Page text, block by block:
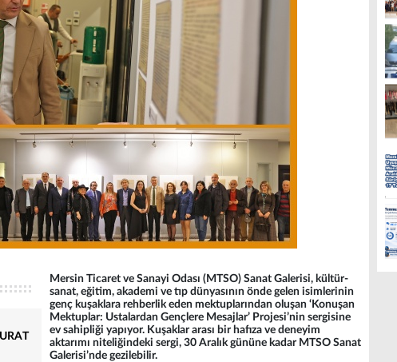
Mersin Ticaret ve Sanayi Odası (MTSO) Sanat Galerisi, kültür-
sanat, eğitim, akademi ve tıp dünyasının önde gelen isimlerinin
genç kuşaklara rehberlik eden mektuplarından oluşan ‘Konuşan
Mektuplar: Ustalardan Gençlere Mesajlar’ Projesi’nin sergisine
ev sahipliği yapıyor. Kuşaklar arası bir hafıza ve deneyim
aktarımı niteliğindeki sergi, 30 Aralık gününe kadar MTSO Sanat
Galerisi’nde gezilebilir.